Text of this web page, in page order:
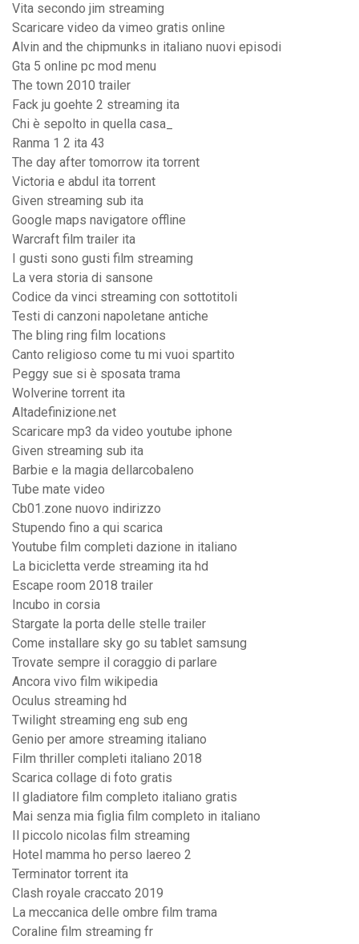
Vita secondo jim streaming
Scaricare video da vimeo gratis online
Alvin and the chipmunks in italiano nuovi episodi
Gta 5 online pc mod menu
The town 2010 trailer
Fack ju goehte 2 streaming ita
Chi è sepolto in quella casa_
Ranma 1 2 ita 43
The day after tomorrow ita torrent
Victoria e abdul ita torrent
Given streaming sub ita
Google maps navigatore offline
Warcraft film trailer ita
I gusti sono gusti film streaming
La vera storia di sansone
Codice da vinci streaming con sottotitoli
Testi di canzoni napoletane antiche
The bling ring film locations
Canto religioso come tu mi vuoi spartito
Peggy sue si è sposata trama
Wolverine torrent ita
Altadefinizione.net
Scaricare mp3 da video youtube iphone
Given streaming sub ita
Barbie e la magia dellarcobaleno
Tube mate video
Cb01.zone nuovo indirizzo
Stupendo fino a qui scarica
Youtube film completi dazione in italiano
La bicicletta verde streaming ita hd
Escape room 2018 trailer
Incubo in corsia
Stargate la porta delle stelle trailer
Come installare sky go su tablet samsung
Trovate sempre il coraggio di parlare
Ancora vivo film wikipedia
Oculus streaming hd
Twilight streaming eng sub eng
Genio per amore streaming italiano
Film thriller completi italiano 2018
Scarica collage di foto gratis
Il gladiatore film completo italiano gratis
Mai senza mia figlia film completo in italiano
Il piccolo nicolas film streaming
Hotel mamma ho perso laereo 2
Terminator torrent ita
Clash royale craccato 2019
La meccanica delle ombre film trama
Coraline film streaming fr